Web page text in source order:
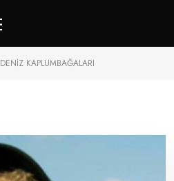
DENIZ KAPLUMBAĞALARI